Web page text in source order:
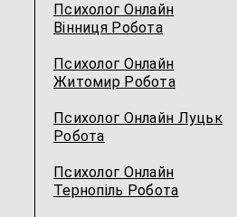
Психолог Онлайн
Вінниця Робота
Психолог Онлайн
Житомир Робота
Психолог Онлайн Луцьк
Робота
Психолог Онлайн
Тернопіль Робота